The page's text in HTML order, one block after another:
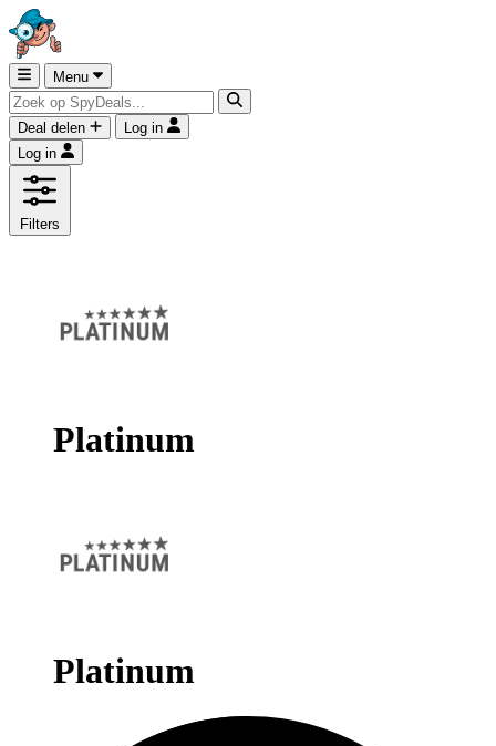
Menu
Deal delen
Log in
Log in
Filters
Platinum
Platinum